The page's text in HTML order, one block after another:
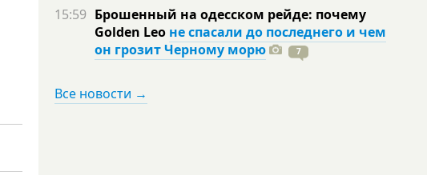
15:59 Брошенный на одесском рейде: почему
Golden Leo не спасали до последнего и чем
он грозит Черному морю
7
Все новости →